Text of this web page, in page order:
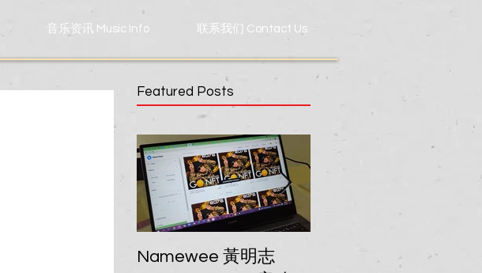
音乐资讯 Music Info 联系我们 Contact Us
Featured Posts
Namewee 黃明志
我的音乐能力，是否